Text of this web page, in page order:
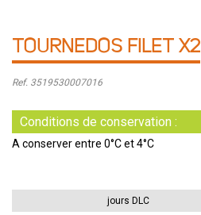
TOURNEDOS FILET X2
Ref. 3519530007016
Conditions de conservation :
A conserver entre 0°C et 4°C
jours DLC